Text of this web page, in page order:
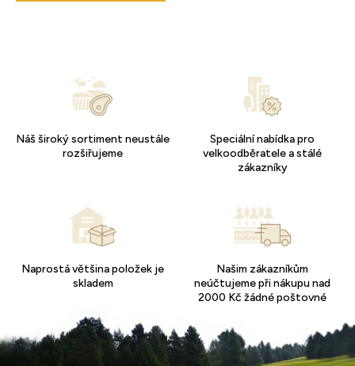
Náš široký sortiment neustále
rozšiřujeme
Speciální nabídka pro
velkoodběratele a stálé
zákazníky
Naprostá většina položek je
skladem
Našim zákazníkům
neúčtujeme při nákupu nad
2000 Kč žádné poštovné